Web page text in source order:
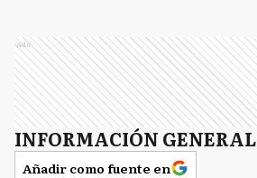
Ads
INFORMACIÓN GENERAL
Añadir como fuente en